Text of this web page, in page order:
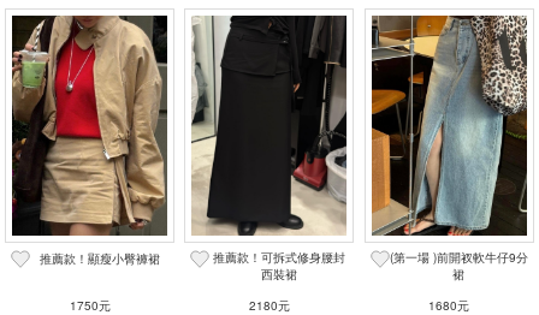
推薦款！顯瘦小臀褲裙
1750元
推薦款！可拆式修身腰封
西裝裙
2180元
(第一場 )前開衩軟牛仔9分
裙
1680元